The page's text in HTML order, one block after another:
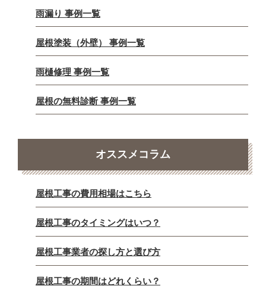
雨漏り 事例一覧
屋根塗装（外壁） 事例一覧
雨樋修理 事例一覧
屋根の無料診断 事例一覧
オススメコラム
屋根工事の費用相場はこちら
屋根工事のタイミングはいつ？
屋根工事業者の探し方と選び方
屋根工事の期間はどれくらい？